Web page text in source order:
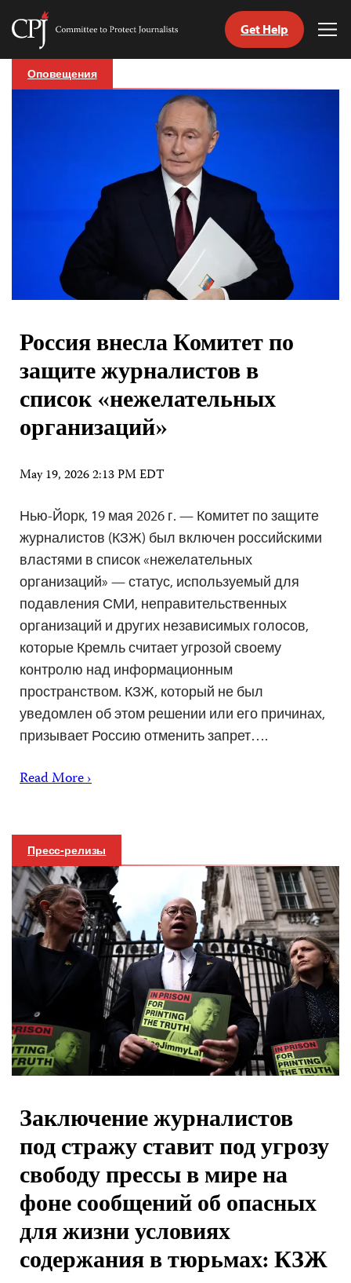
Skip
Committee
Protect
Journalists
Get Help
Оповещения
Россия внесла Комитет по
защите журналистов в
список «нежелательных
организаций»
May 19, 2026 2:13 PM EDT
Нью-Йорк, 19 мая 2026 г. — Комитет по защите
журналистов (КЗЖ) был включен российскими
властями в список «нежелательных
организаций» — статус, используемый для
подавления СМИ, неправительственных
организаций и других независимых голосов,
которые Кремль считает угрозой своему
контролю над информационным
пространством. КЗЖ, который не был
уведомлен об этом решении или его причинах,
призывает Россию отменить запрет….
Read More ›
Пресс-релизы
Заключение журналистов
под стражу ставит под угрозу
свободу прессы в мире на
фоне сообщений об опасных
для жизни условиях
содержания в тюрьмах: КЗЖ